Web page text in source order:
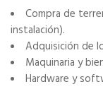
Compra de
instalación).
Adquisición de
Maquinaria y
Hardware y